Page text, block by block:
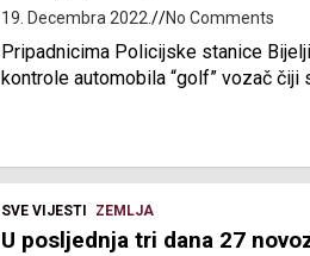
19. Decembra 2022. No Comments
Pripadnicima Policijske stanice
kontrole automobila “golf” vozač čiji
SVE VIJESTI ZEMLJA
U posljednja tri dana 27